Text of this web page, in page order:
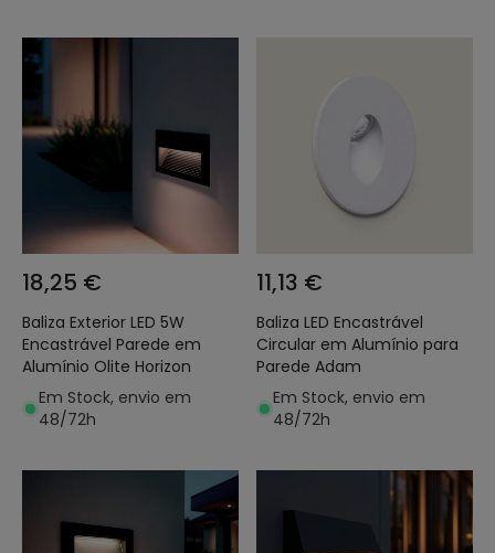
18,25 €
Baliza Exterior LED 5W
Encastrável Parede em
Alumínio Olite Horizon
Em Stock, envio em
48/72h
11,13 €
Baliza LED Encastrável
Circular em Alumínio para
Parede Adam
Em Stock, envio em
48/72h